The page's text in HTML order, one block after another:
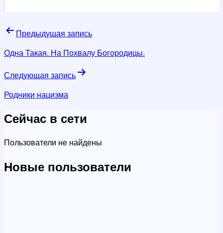
Навигация
по
Предыдущая запись
Одна Такая. На Похвалу Богородицы.
Следующая запись
Родники нацизма
Сейчас в сети
Пользователи не найдены
Новые пользователи